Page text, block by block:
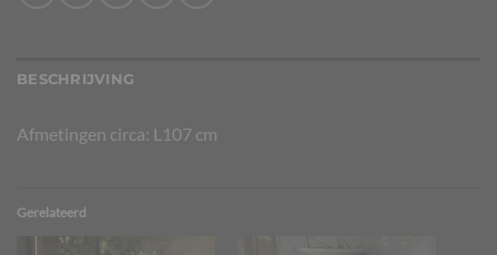
BESCHRIJVING
Afmetingen circa: L107 cm
Gerelateerd